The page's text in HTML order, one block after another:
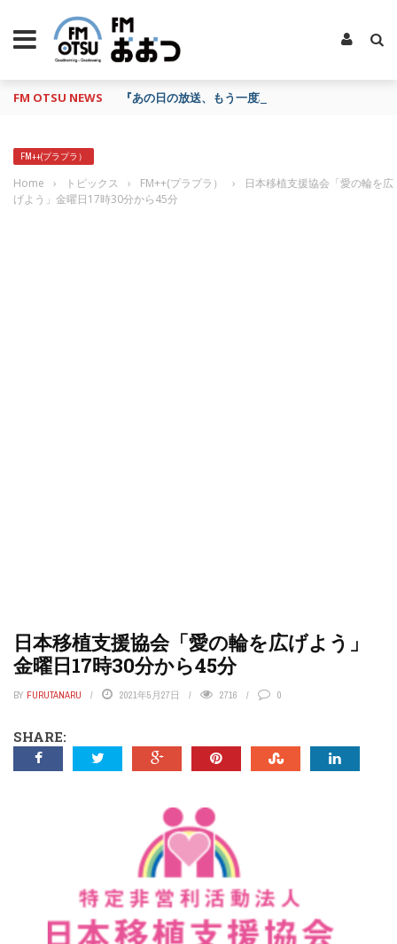
FM OTSU NEWS 『あの日の放送、もう一度聴きたいな…』にお応え
FM++(プラプラ）
Home › トピックス › FM++(プラプラ） ›
日本移植支援協会「愛の輪を広
げよう」金曜日17時30分から45分
日本移植支援協会「愛の輪を広げよう」
金曜日17時30分から45分
BY FURUTANARU 2021年5月27日 2716 0
SHARE: